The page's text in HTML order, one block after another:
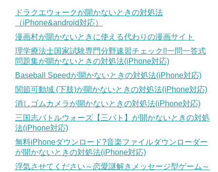
ドラクエウォークが開かないときの対処法
（iPhone&android対応）
漫画村が開かないときに使える代わりの漫画サイト
理学療法士国家試験専門分野速習チェック!!一問一答式
問題集が開かないときの対処法(iPhone対応)
Baseball Speedが開かないときの対処法(iPhone対応)
関節可動域 (下肢)が開かないときの対処法(iPhone対応)
消しゴムカメラが開かないときの対処法(iPhone対応)
三国志バトルウォーズ【三バト】が開かないときの対処
法(iPhone対応)
無料iPhoneダウンロード?音楽ファイルダウンローダー
が開かないときの対処法(iPhone対応)
浮気させてください～恋愛謎解きメッセージ型ゲーム～